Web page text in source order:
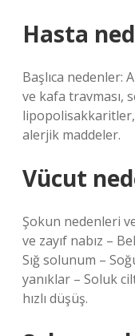
Hasta
Başlıca nedenler:
ve kafa travması,
alerjik maddeler.
Vücut
Şokun nedenleri
ve zayıf nabız –
​​Sığ solunum –
yanıklar – Soluk
hızlı düşüş.